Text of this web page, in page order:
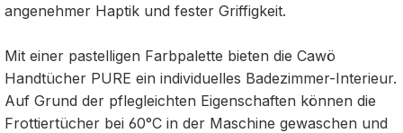
angenehmer Haptik und fester Griffigkeit.
Mit einer pastelligen Farbpalette bieten die Cawö
Handtücher PURE ein individuelles Badezimmer-Interieur.
Auf Grund der pflegleichten Eigenschaften können die
Frottiertücher bei 60°C in der Maschine gewaschen und